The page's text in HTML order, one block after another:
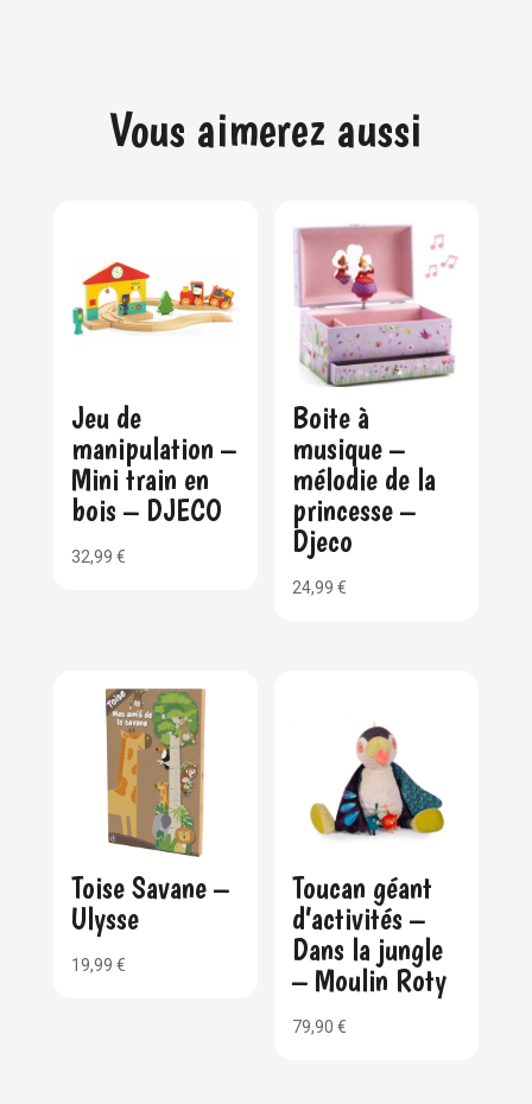
Vous aimerez aussi
Jeu de
manipulation –
Mini train en
bois – DJECO
32,99 €
Boite à
musique –
mélodie de la
princesse –
Djeco
24,99€
Toise Savane –
Ulysse
19,99 €
Toucan géant
d’activités –
Dans la jungle
– Moulin Roty
79,90€